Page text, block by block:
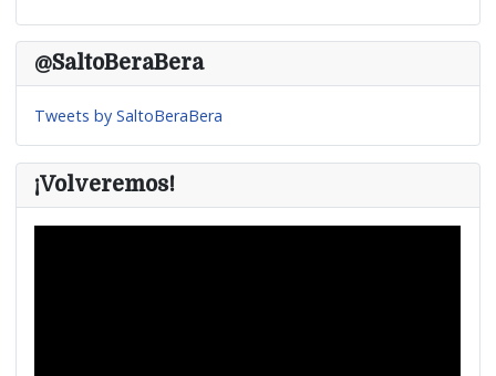
@SaltoBeraBera
Tweets by SaltoBeraBera
¡Volveremos!